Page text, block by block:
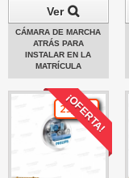
Ver
CÁMARA DE MARCHA
ATRÁS PARA
INSTALAR EN LA
MATRÍCULA
¡OFERTA!
29,00 €